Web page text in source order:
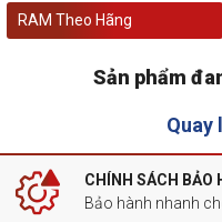
RAM Theo Hãng
Sản phẩm
Quay
CHÍNH SÁCH BẢO
Bảo hành nhanh